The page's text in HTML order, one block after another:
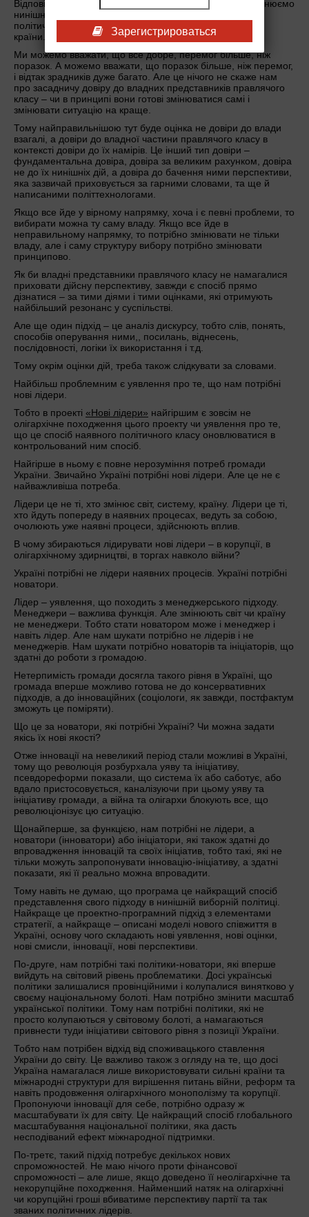
Відповідь на це питання залежить не від того, як ми оцінюємо
нинішню ситуацію, а як ми з вами розуміємо ситуацію
політичних виборів як ситуацію вибору подальшої долі
країни.
Ми можемо вважати, що все добре, перемог більше, ніж
поразок. А можемо вважати, що поразок більше, ніж перемог,
і відтак зрадників дуже багато. Але це нічого не скаже нам
про засадничу довіру до владних представників правлячого
класу – чи в принципі вони готові змінюватися самі і
змінювати ситуацію на краще.
Тому найправильнішою тут буде оцінка не довіри до влади
взагалі, а довіри до владної частини правлячого класу в
контексті довіри до їх намірів. Це інший тип довіри –
фундаментальна довіра, довіра за великим рахунком, довіра
не до їх нинішніх дій, а довіра до бачення ними перспективи,
яка зазвичай приховується за гарними словами, та ще й
написаними політтехнологами.
Якщо все йде у вірному напрямку, хоча і є певні проблеми, то
вибирати можна ту саму владу. Якщо все йде в
неправильному напрямку, то потрібно змінювати не тільки
владу, але і саму структуру вибору потрібно змінювати
принципово.
Як би владні представники правлячого класу не намагалися
приховати дійсну перспективу, завжди є спосіб прямо
дізнатися – за тими діями і тими оцінками, які отримують
найбільший резонанс у суспільстві.
Але ще один підхід – це аналіз дискурсу, тобто слів, понять,
способів оперування ними,, посилань, віднесень,
послідовності, логіки їх використання і т.д.
Тому окрім оцінки дій, треба також слідкувати за словами.
Найбільш проблемним є уявлення про те, що нам потрібні
нові лідери.
Тобто в проекті «Нові лідери» найгіршим є зовсім не
олігархічне походження цього проекту чи уявлення про те,
що це спосіб наявного політичного класу оновлюватися в
контрольований ним спосіб.
Найгірше в ньому є повне нерозуміння потреб громади
України. Звичайно Україні потрібні нові лідери. Але це не є
найважливіша потреба.
Лідери це не ті, хто змінює світ, систему, країну. Лідери це ті,
хто йдуть попереду в наявних процесах, ведуть за собою,
очолюють уже наявні процеси, здійснюють вплив.
В чому збираються лідирувати нові лідери – в корупції, в
олігархічному здирництві, в торгах навколо війни?
Україні потрібні не лідери наявних процесів. Україні потрібні
новатори.
Лідер – уявлення, що походить з менеджерського підходу.
Менеджери – важлива функція. Але змінюють світ чи країну
не менеджери. Тобто стати новатором може і менеджер і
навіть лідер. Але нам шукати потрібно не лідерів і не
менеджерів. Нам шукати потрібно новаторів та ініціаторів, що
здатні до роботи з громадою.
Нетерпимість громади досягла такого рівня в Україні, що
громада вперше можливо готова не до консервативних
підходів, а до інноваційних (соціологи, як завжди, постфактум
зможуть це поміряти).
Що це за новатори, які потрібні Україні? Чи можна задати
якісь їх нові якості?
Отже інновації на невеликий період стали можливі в Україні,
тому що революція розбурхала уяву та ініціативу,
псевдореформи показали, що система їх або саботує, або
вдало пристосовується, каналізуючи при цьому уяву та
ініціативу громади, а війна та олігархи блокують все, що
революціонізує цю ситуацію.
Щонайперше, за функцією, нам потрібні не лідери, а
новатори (інноватори) або ініціатори, які також здатні до
впровадження інновацій та своїх ініціатив, тобто такі, які не
тільки можуть запропонувати інновацію-ініціативу, а здатні
показати, які її реально можна впровадити.
Тому навіть не думаю, що програма це найкращий спосіб
представлення свого підходу в нинішній виборній політиці.
Найкраще це проектно-програмний підхід з елементами
стратегії, а найкраще – описані моделі нового співжиття в
Україні, основу чого складають нові уявлення, нові оцінки,
нові смисли, інновації, нові перспективи.
По-друге, нам потрібні такі політики-новатори, які вперше
вийдуть на світовий рівень проблематики. Досі українські
політики залишалися провінційними і колупалися винятково у
своєму національному болоті. Нам потрібно змінити масштаб
української політики. Тому нам потрібні політики, які не
просто колупаються у світовому болоті, а намагаються
привнести туди ініціативи світового рівня з позиції України.
Тобто нам потрібен відхід від споживацького ставлення
України до світу. Це важливо також з огляду на те, що досі
Україна намагалася лише використовувати сильні країни та
міжнародні структури для вирішення питань війни, реформ та
навіть продовження олігархічного монополізму та корупції.
Пропонуючи інновації для себе, потрібно одразу ж
масштабувати їх для світу. Це найкращий спосіб глобального
масштабування національної політики, яка дасть
несподіваний ефект міжнародної підтримки.
По-третє, такий підхід потребує декількох нових
спроможностей. Не маю нічого проти фінансової
спроможності – але лише, якщо доведено її неолігархічне та
некорупційне походження. Найменший натяк на олігархічні
чи корупційні гроші вбиватиме перспективу партії та так
званих політичних лідерів.
Зарегистрироваться